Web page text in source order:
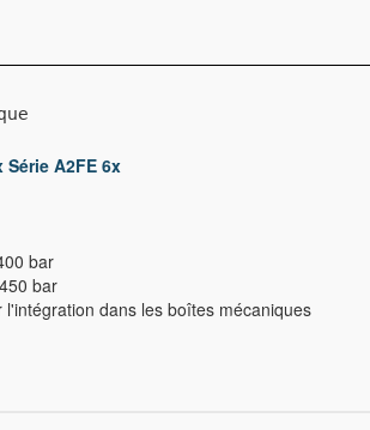
A2FE 6x
bar
bar
dans les boîtes mécaniques